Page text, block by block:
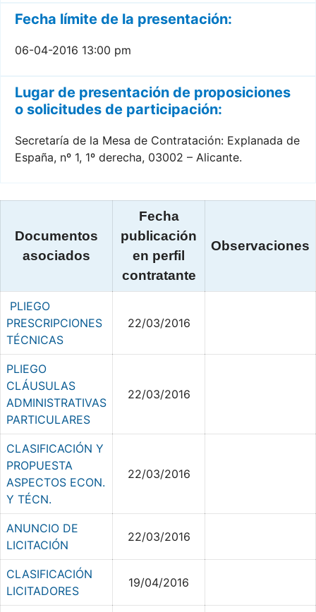
Fecha límite de la presentación:
06-04-2016 13:00 pm
Lugar de presentación de proposiciones
o solicitudes de participación:
Secretaría de la Mesa de Contratación: Explanada de
España, nº 1, 1º derecha, 03002 – Alicante.
Documentos
asociados
Fecha
publicación
en perfil
contratante
Observaciones
PLIEGO
PRESCRIPCIONES
TÉCNICAS
22/03/2016
PLIEGO
CLÁUSULAS
ADMINISTRATIVAS
PARTICULARES
22/03/2016
CLASIFICACIÓN Y
PROPUESTA
ASPECTOS ECON.
Y TÉCN.
22/03/2016
ANUNCIO DE
LICITACIÓN
22/03/2016
CLASIFICACIÓN
LICITADORES
19/04/2016